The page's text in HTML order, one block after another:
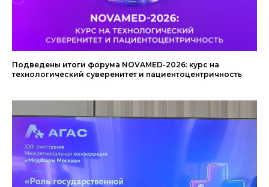
Подведены итоги форума NOVAMED-2026: курс на
технологический суверенитет и пациентоцентричность